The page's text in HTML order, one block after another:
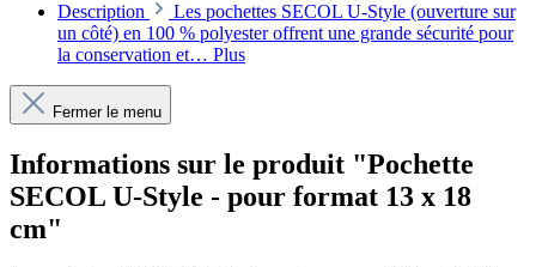
Description
Les pochettes SECOL U-Style (ouverture sur
un côté) en 100 % polyester offrent une grande sécurité pour
la conservation et… Plus
Fermer le menu
Informations sur le produit "Pochette
SECOL U-Style - pour format 13 x 18
cm"